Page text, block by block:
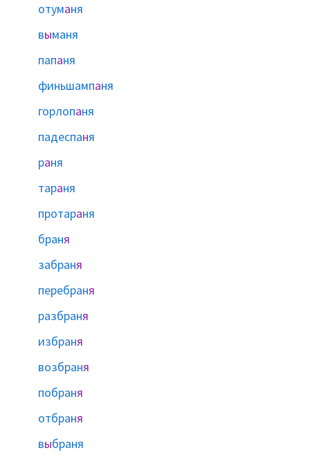
отуманя
выманя
папаня
финьшампаня
горлопаня
падеспаня
раня
тараня
протараня
браня
забраня
перебраня
разбраня
избраня
возбраня
побраня
отбраня
выбраня